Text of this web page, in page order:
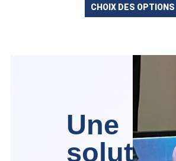
CHOIX DES OPTIONS
Une
solution